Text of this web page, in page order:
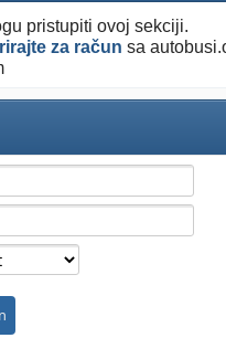
pristupiti ovoj sekciji.
za račun sa